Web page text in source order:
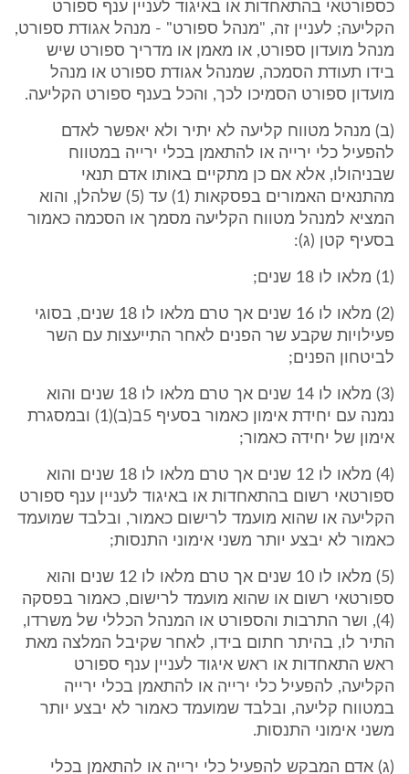
כספורטאי בהתאחדות או באיגוד לעניין ענף ספורט
הקליעה; לעניין זה, "מנהל ספורט" - מנהל אגודת ספורט,
מנהל מועדון ספורט, או מאמן או מדריך ספורט שיש
בידו תעודת הסמכה, שמנהל אגודת ספורט או מנהל
מועדון ספורט הסמיכו לכך, והכל בענף ספורט הקליעה.
(ב) מנהל מטווח קליעה לא יתיר ולא יאפשר לאדם
להפעיל כלי ירייה או להתאמן בכלי ירייה במטווח
שבניהולו, אלא אם כן מתקיים באותו אדם תנאי
מהתנאים האמורים בפסקאות (1) עד (5) שלהלן, והוא
המציא למנהל מטווח הקליעה מסמך או הסכמה כאמור
בסעיף קטן (ג):
(1) מלאו לו 18 שנים;
(2) מלאו לו 16 שנים אך טרם מלאו לו 18 שנים, בסוגי
פעילויות שקבע שר הפנים לאחר התייעצות עם השר
לביטחון הפנים;
(3) מלאו לו 14 שנים אך טרם מלאו לו 18 שנים והוא
נמנה עם יחידת אימון כאמור בסעיף 5ב(ב)(1) ובמסגרת
אימון של יחידה כאמור;
(4) מלאו לו 12 שנים אך טרם מלאו לו 18 שנים והוא
ספורטאי רשום בהתאחדות או באיגוד לעניין ענף ספורט
הקליעה או שהוא מועמד לרישום כאמור, ובלבד שמועמד
כאמור לא יבצע יותר משני אימוני התנסות;
(5) מלאו לו 10 שנים אך טרם מלאו לו 12 שנים והוא
ספורטאי רשום או שהוא מועמד לרישום, כאמור בפסקה
(4), ושר התרבות והספורט או המנהל הכללי של משרדו,
התיר לו, בהיתר חתום בידו, לאחר שקיבל המלצה מאת
ראש התאחדות או ראש איגוד לעניין ענף ספורט
הקליעה, להפעיל כלי ירייה או להתאמן בכלי ירייה
במטווח קליעה, ובלבד שמועמד כאמור לא יבצע יותר
משני אימוני התנסות.
(ג) אדם המבקש להפעיל כלי ירייה או להתאמן בכלי